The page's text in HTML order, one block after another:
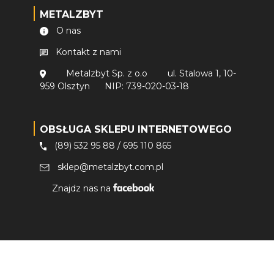
METALZBYT
O nas
Kontakt z nami
Metalzbyt Sp. z o.o
ul. Stalowa 1, 10-
959 Olsztyn
NIP: 739-020-03-18
OBSŁUGA SKLEPU INTERNETOWEGO
(89) 532 95 88 / 695 110 865
sklep@metalzbyt.com.pl
Znajdz nas na